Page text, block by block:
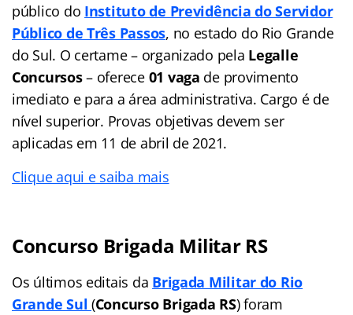
público do Instituto de Previdência do Servidor
Público de Três Passos, no estado do Rio Grande
do Sul. O certame – organizado pela Legalle
Concursos– oferece 01 vaga de provimento
imediato e para a área administrativa. Cargo é de
nível superior. Provas objetivas devem ser
aplicadas em 11 de abril de 2021.
Clique aqui e saiba mais
Concurso Brigada Militar RS
Os últimos editais da Brigada Militar do Rio
Grande Sul(Concurso Brigada RS) foram